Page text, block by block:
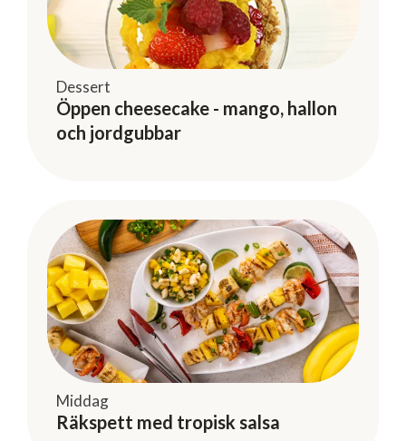
Dessert
Öppen cheesecake - mango, hallon
och jordgubbar
Middag
Räkspett med tropisk salsa